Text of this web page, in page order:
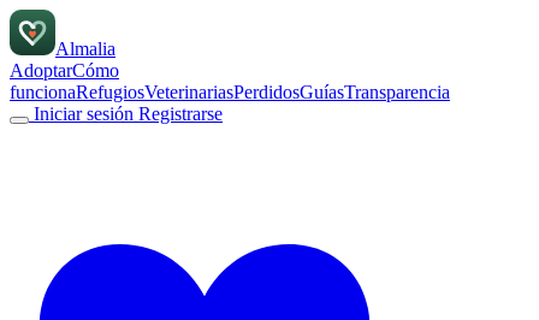
Almalia
AdoptarCómo
funcionaRefugiosVeterinariasPerdidosGuíasTransparencia
Iniciar sesión Registrarse